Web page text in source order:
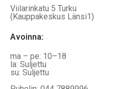
Viilarinkatu 5 Turku
(Kauppakeskus Länsi1)
Avoinna:
ma – pe: 10–18
la: Suljettu
su: Suljettu